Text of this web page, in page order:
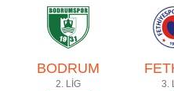
BODRUM
2. LİG 3.